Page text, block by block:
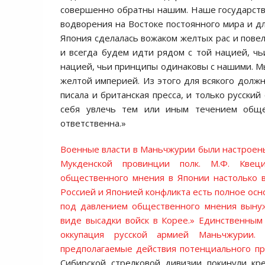
совершенно обратны нашим. Наше
водворения на Востоке постоянного мира и
Япония сделалась вожаком желтых рас и
и всегда будем идти рядом с той нацией,
нацией, чьи принципы одинаковы с нашими.
желтой империей. Из этого для всякого
писала и британская пресса, и только
себя увлечь тем или иным течением
ответственна.»
Военные власти в Маньчжурии были
Мукденской провинции полк. М.Ф.
общественного мнения в Японии
Россией и Японией конфликта есть полное
под давлением общественного мнения
виде высадки войск в Корее.»
оккупация русской армией Маньчжурии.
предполагаемые действия потенциального
Сибирской стрелковой дивизии покинули